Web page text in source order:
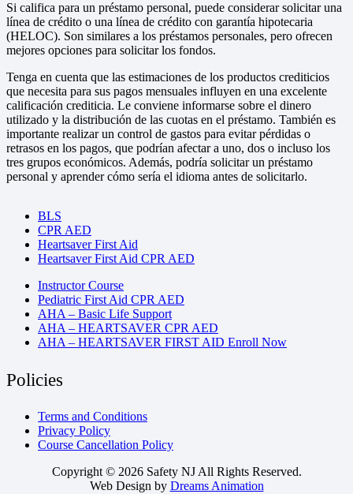
Si califica para un préstamo personal, puede considerar solicitar una
línea de crédito o una línea de crédito con garantía hipotecaria
(HELOC). Son similares a los préstamos personales, pero ofrecen
mejores opciones para solicitar los fondos.
Tenga en cuenta que las estimaciones de los productos crediticios
que necesita para sus pagos mensuales influyen en una excelente
calificación crediticia. Le conviene informarse sobre el dinero
utilizado y la distribución de las cuotas en el préstamo. También es
importante realizar un control de gastos para evitar pérdidas o
retrasos en los pagos, que podrían afectar a uno, dos o incluso los
tres grupos económicos. Además, podría solicitar un préstamo
personal y aprender cómo sería el idioma antes de solicitarlo.
BLS
CPR AED
Heartsaver First Aid
Heartsaver First Aid CPR AED
Instructor Course
Pediatric First Aid CPR AED
AHA – Basic Life Support
AHA – HEARTSAVER CPR AED
AHA – HEARTSAVER FIRST AID Enroll Now
Policies
Terms and Conditions
Privacy Policy
Course Cancellation Policy
Copyright © 2026 Safety NJ All Rights Reserved.
Web Design by Dreams Animation